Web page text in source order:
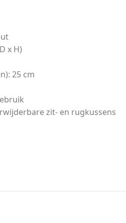
x H)
25 cm
zit- en rugkussens